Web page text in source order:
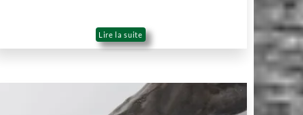
Lire la suite